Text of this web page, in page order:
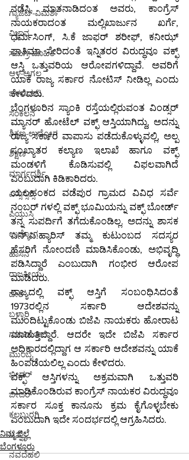
ಗ್ಯಾಜೆಟ್-ವಿಮರ್ಶೆ
ವಿಜ್ಞಾನ
ಸಮಗ್ರ-ಮಾಹಿತಿ
ಆಳ-ಅಗಲ
ಒಳನೋಟ
ಸಂಕಲನ
ಶಿಕ್ಷಣ-ಉದ್ಯೋಗ
ಶಿಕ್ಷಣ
ಮಾರ್ಗದರ್ಶಿ
ಎಸ್ಸೆಸ್ಸೆಲ್ಸಿ
ಪಿಯುಸಿ
ಉದ್ಯೋಗ
ಹಾಸನ
ರಾಜಕೀಯ
ದೇಶ
ಬಳ್ಳಾರಿ
ಗಡಚಿರೋಲಿ
ಮುಂಬೈ
ಬೀದರ್
ಬೀದರ್
ಕಲಬುರಗಿ
ಚೆನ್ನೈ
ನವದೆಹಲಿ
ನಡೆಸಿ ಮಾತನಾಡಿದಂತ ಅವರು, ಕಾಂಗ್ರೆಸ್
ನಾಯಕರಾದಂತ ಮಲ್ಲಿಖಾರ್ಜುನ ಖರ್ಗೆ,
ಧರ್ಮಸಿಂಗ್, ಸಿ.ಕೆ ಜಾಫರ್ ಶರೀಫ್, ಕನೀಝ್
ಫಾತಿಮಾ ಸೇರಿದಂತೆ ಇನ್ನಿತರರ ವಿರುದ್ಧವೂ ವಕ್ಫ್
ಆಸ್ತಿ ಒತ್ತುವರಿಯ ಆರೋಪಗಳಿದ್ದಾವೆ. ಅವರಿಗೆ
ಯಾಕೆ ರಾಜ್ಯ ಸರ್ಕಾರ ನೋಟಿಸ್ ನೀಡಿಲ್ಲ ಎಂದು
ಕೇಳಿದರು.
ಬೆಂಗಳೂರಿನ ಸ್ಯಾಂಕಿ ರಸ್ತೆಯಲ್ಲಿರುವಂತ ವಿಂಡ್ಸರ್
ಮ್ಯಾನರ್ ಹೋಟೆಲ್ ವಕ್ಫ್ ಆಸ್ತಿಯಾಗಿದ್ದು, ಅದನ್ನು
ರಾಜ್ಯ ಸರ್ಕಾರ ವಾಪಾಸು ಪಡೆದುಕೊಳ್ಳುವಲ್ಲಿ, ಅಲ್ಪ
ಸಂಖ್ಯಾತರ ಕಲ್ಯಾಣ ಇಲಾಖೆ ಹಾಗೂ ವಕ್ಫ್
ಮಂಡಳಿಗೆ ಕೊಡಿಸುವಲ್ಲಿ ವಿಫಲವಾಗಿದೆ
ಎಂಬುದಾಗಿ ಕಿಡಿಕಾರಿದರು.
ಯಲಹಂಕದ ವಡೆಪುರ ಗ್ರಾಮದ ವಿವಿಧ ಸರ್ವೆ
ನಂಬರ್ ಗಳಲ್ಲಿ ವಕ್ಫ್ ಭೂಮಿಯನ್ನು ವಕ್ಫ್ ಬೋರ್ಡ್
ತನ್ನ ಸುಪರ್ದಿಗೆ ತಗೆದುಕೊಂಡಿಲ್ಲ. ಅದನ್ನು ಶಾಸಕ
ಎನ್.ಎ.ಹ್ಯಾರಿಸ್ ತಮ್ಮ ಕುಟುಂಬದ ಸದಸ್ಯರ
ಹೆಸರಿಗೆ ನೋಂದಣಿ ಮಾಡಿಸಿಕೊಂಡು, ಅಭಿವೃದ್ಧಿ
ಪಡಿಸಿದ್ದಾರೆ ಎಂಬುದಾಗಿ ಗಂಭೀರ ಆರೋಪ
ಮಾಡಿದರು.
ರಾಜ್ಯದಲ್ಲಿ ವಕ್ಫ್ ಆಸ್ತಿಗೆ ಸಂಬಂಧಿಸಿದಂತೆ
1973ರಲ್ಲಿನ ಸರ್ಕಾರಿ ಆದೇಶವನ್ನು
ಮುಂದಿಟ್ಟುಕೊಂಡು ಬಿಜೆಪಿ ನಾಯಕರು ಹೋರಾಟ
ಮಾಡುತ್ತಿದ್ದಾರೆ. ಆದರೇ ಇದೇ ಬಿಜೆಪಿ ಸರ್ಕಾರ
ಅಧಿಕಾರದಲ್ಲಿದ್ದಾಗ ಆ ಸರ್ಕಾರಿ ಆದೇಶವನ್ನು ಯಾಕೆ
ಹಿಂಪಡೆಯಲಿಲ್ಲ ಎಂದು ಕೇಳಿದರು.
ವಕ್ಫ್ ಆಸ್ತಿಗಳನ್ನು ಅಕ್ರಮವಾಗಿ ಒತ್ತುವರಿ
ಮಾಡಿಕೊಂಡಿರುವ ಕಾಂಗ್ರೆಸ್ ನಾಯಕರ ವಿರುದ್ಧವೂ
ಸರ್ಕಾರ ಸೂಕ್ತ ಕಾನೂನು ಕ್ರಮ ಕೈಗೊಳ್ಳಬೇಕು
ಎಂಬುದಾಗಿ ಇದೇ ಸಂದರ್ಭದಲ್ಲಿ ಆಗ್ರಹಿಸಿದರು.
ನಿಮ್ಮ ಜಿಲ್ಲೆ
ಬೆಂಗಳೂರು